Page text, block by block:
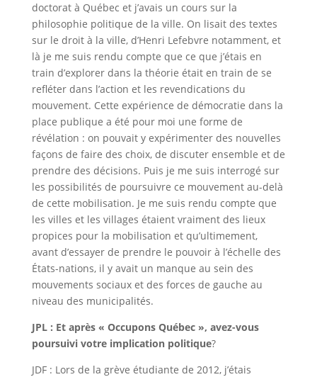
doctorat à Québec et j’avais un cours sur la
philosophie politique de la ville. On lisait des textes
sur le droit à la ville, d’Henri Lefebvre notamment, et
là je me suis rendu compte que ce que j’étais en
train d’explorer dans la théorie était en train de se
refléter dans l’action et les revendications du
mouvement. Cette expérience de démocratie dans la
place publique a été pour moi une forme de
révélation : on pouvait y expérimenter des nouvelles
façons de faire des choix, de discuter ensemble et de
prendre des décisions. Puis je me suis interrogé sur
les possibilités de poursuivre ce mouvement au-delà
de cette mobilisation. Je me suis rendu compte que
les villes et les villages étaient vraiment des lieux
propices pour la mobilisation et qu’ultimement,
avant d’essayer de prendre le pouvoir à l’échelle des
États-nations, il y avait un manque au sein des
mouvements sociaux et des forces de gauche au
niveau des municipalités.
JPL : Et après « Occupons Québec », avez-vous
poursuivi votre implication politique?
JDF : Lors de la grève étudiante de 2012, j’étais